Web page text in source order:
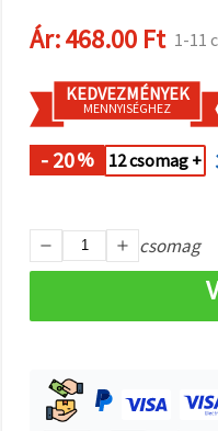
elfogadhatja
az összes
Beállításokban
megadhatja
preferenciáit
az adott
típusú sütik
gombra
Beállítások
Ár:468.00 Ft 1-11
KEDVEZMÉNYEK
MENNYISÉGHEZ
- 20% 12 csomag +
csomag